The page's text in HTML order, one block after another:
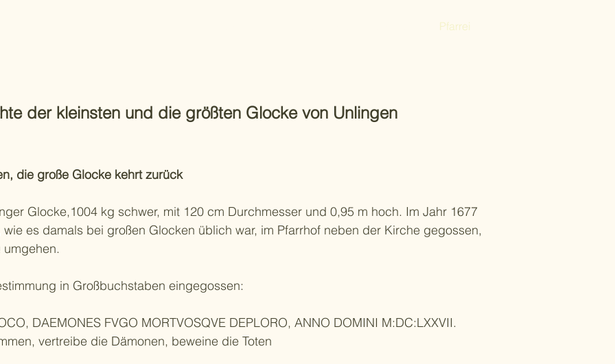
Pfarrei
der kleinsten und die größten Glocke von Unlingen
die große Glocke kehrt zurück
Glocke,1004 kg schwer, mit 120 cm Durchmesser und 0,95 m hoch. Im Jahr 1677
es damals bei großen Glocken üblich war, im Pfarrhof neben der Kirche gegossen,
umgehen.
in Großbuchstaben eingegossen:
DAEMONES FVGO MORTVOSQVE DEPLORO, ANNO DOMINI M:DC:LXXVII.
vertreibe die Dämonen, beweine die Toten